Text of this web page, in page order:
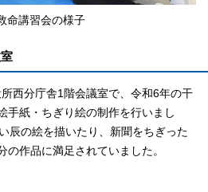
命講習会の様子
西分庁舎1階会議室で、令和6年の干
手紙・ちぎり絵の制作を行いまし
辰の絵を描いたり、新聞をちぎった
の作品に満足されていました。